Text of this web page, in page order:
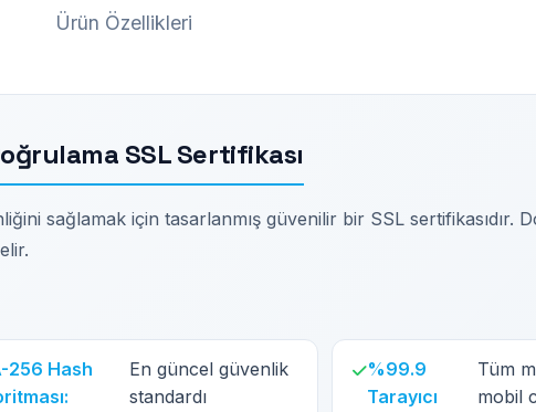
Ürün Özellikleri
SSL Sertifikası
sağlamak için tasarlanmış güvenilir bir SSL sertifikasıdır.
256 Hash
En güncel güvenlik
standardı
%99.9
Tarayıcı
Tüm
mobil